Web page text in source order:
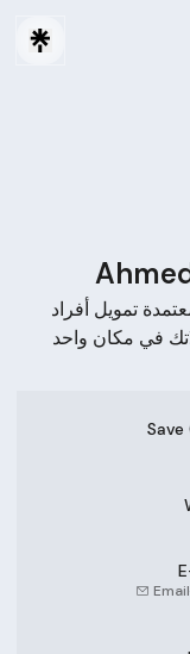
تمويل أفراد
في مكان واحد
Email